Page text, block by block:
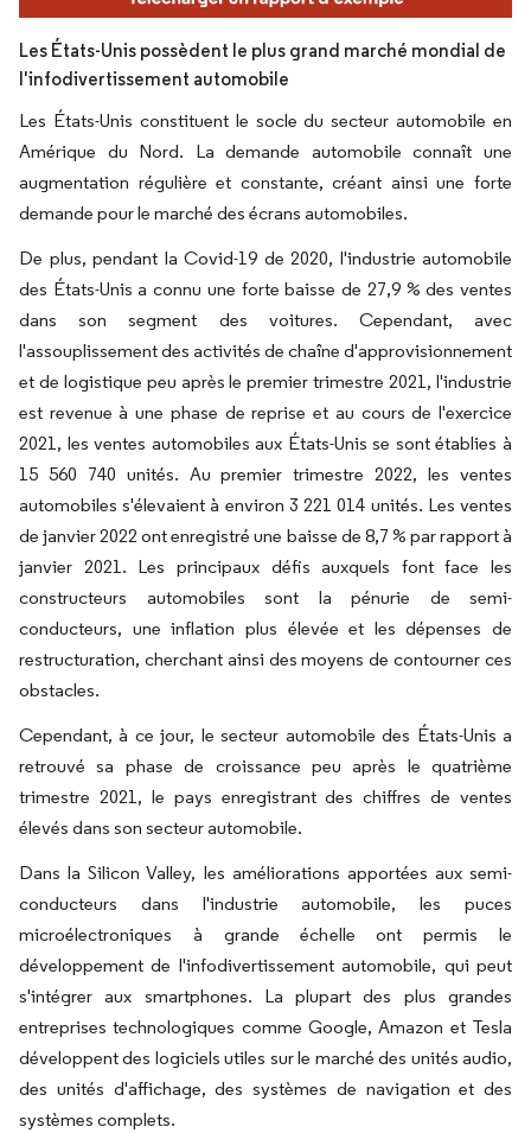
Les États-Unis possèdent le plus grand marché mondial de
l'infodivertissement automobile
Les États-Unis constituent le socle du secteur automobile en
Amérique du Nord. La demande automobile connaît une
augmentation régulière et constante, créant ainsi une forte
demande pour le marché des écrans automobiles.
De plus, pendant la Covid-19 de 2020, l'industrie automobile
des États-Unis a connu une forte baisse de 27,9 % des ventes
dans son segment des voitures. Cependant, avec
l'assouplissement des activités de chaîne d'approvisionnement
et de logistique peu après le premier trimestre 2021, l'industrie
est revenue à une phase de reprise et au cours de l'exercice
2021, les ventes automobiles aux États-Unis se sont établies à
15 560 740 unités. Au premier trimestre 2022, les ventes
automobiles s'élevaient à environ 3 221 014 unités. Les ventes
de janvier 2022 ont enregistré une baisse de 8,7 % par rapport à
janvier 2021. Les principaux défis auxquels font face les
constructeurs automobiles sont la pénurie de semi-
conducteurs, une inflation plus élevée et les dépenses de
restructuration, cherchant ainsi des moyens de contourner ces
obstacles.
Cependant, à ce jour, le secteur automobile des États-Unis a
retrouvé sa phase de croissance peu après le quatrième
trimestre 2021, le pays enregistrant des chiffres de ventes
élevés dans son secteur automobile.
Dans la Silicon Valley, les améliorations apportées aux semi-
conducteurs dans l'industrie automobile, les puces
microélectroniques à grande échelle ont permis le
développement de l'infodivertissement automobile, qui peut
s'intégrer aux smartphones. La plupart des plus grandes
entreprises technologiques comme Google, Amazon et Tesla
développent des logiciels utiles sur le marché des unités audio,
des unités d'affichage, des systèmes de navigation et des
systèmes complets.